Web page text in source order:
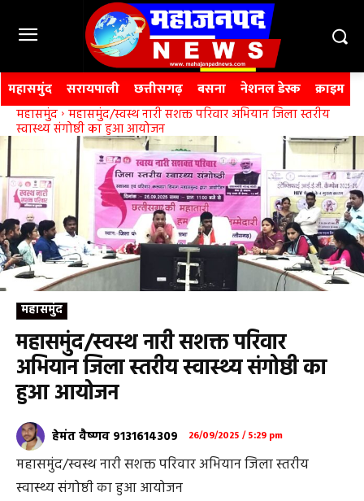
महासमुंद सरायपाली छत्तीसगढ़ बसना नेशनल डेस्क क्राइम
महासमुंद महासमुंद/स्वस्थ नारी सशक्त परिवार अभियान जिला स्तरीय
स्वास्थ्य संगोष्ठी का हुआ आयोजन
महासमुंद
महासमुंद/स्वस्थ नारी सशक्त परिवार
अभियान जिला स्तरीय स्वास्थ्य संगोष्ठी का
हुआ आयोजन
हेमंत वैष्णव 9131614309 26/09/2025 / 5:29 pm
महासमुंद/स्वस्थ नारी सशक्त परिवार अभियान जिला स्तरीय
स्वास्थ्य संगोष्ठी का हुआ आयोजन